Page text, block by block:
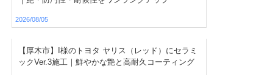
2026/08/05
【厚木市】I様のトヨタ ヤリス（レッド）にセラミ
ックVer.3施工｜鮮やかな艶と高耐久コーティング